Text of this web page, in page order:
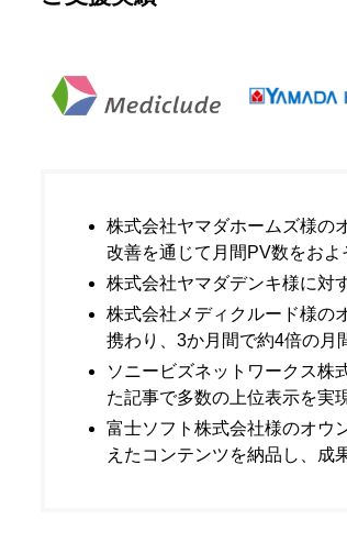
株式会社ヤマダホームズ様の
改善を通じて月間PV数をおよ
株式会社ヤマダデンキ様に対
株式会社メディクルード様の
携わり、3か月間で約4倍の月
ソニービズネットワークス株
た記事で多数の上位表示を実
富士ソフト株式会社様のオウ
えたコンテンツを納品し、成